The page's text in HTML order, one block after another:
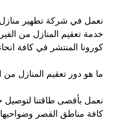
نعمل في شركة تطهير منازل
خدمة تعقيم المنازل من
كورونا المنتشر في كافة
ما هو دور تعقيم المنازل
نعمل بأقصى طاقتنا لتوصيل
كافة مناطق القصر